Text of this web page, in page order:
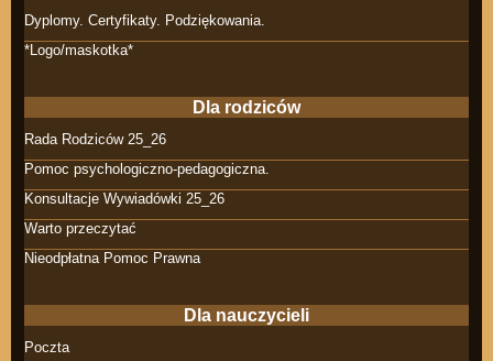
Dyplomy. Certyfikaty. Podziękowania.
*Logo/maskotka*
Dla rodziców
Rada Rodziców 25_26
Pomoc psychologiczno-pedagogiczna.
Konsultacje Wywiadówki 25_26
Warto przeczytać
Nieodpłatna Pomoc Prawna
Dla nauczycieli
Poczta